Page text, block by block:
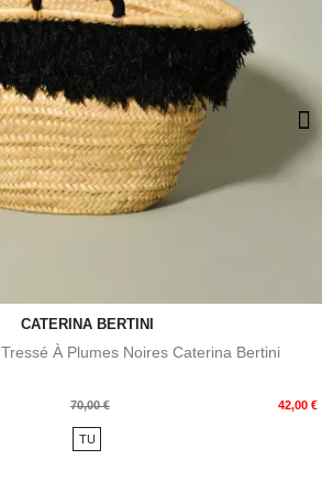
CATERINA BERTINI
À Plumes Noires Caterina Bertini
70,00 € 42,00 €
TU